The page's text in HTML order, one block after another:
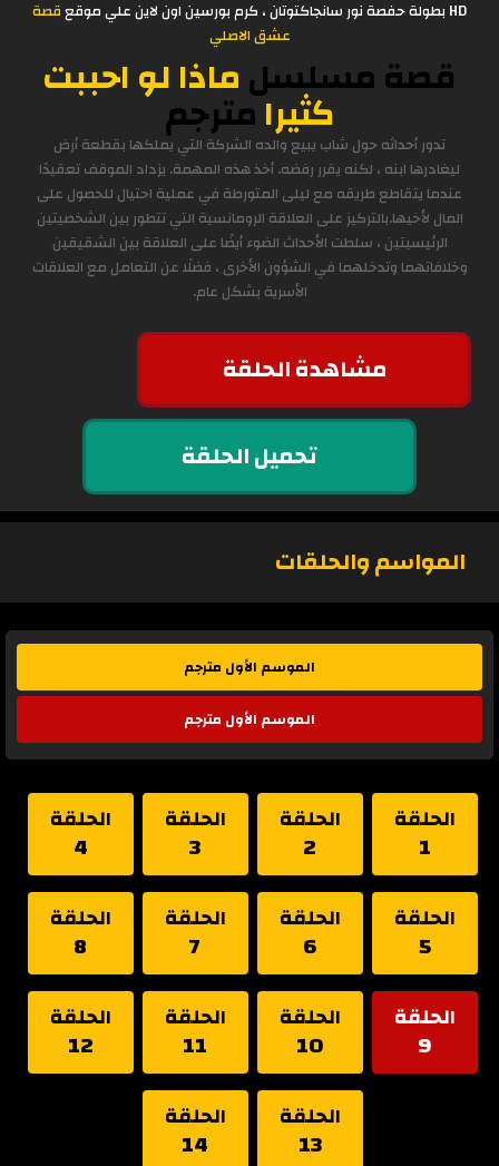
HD بطولة حفصة نور سانجاكتوتان ، كرم بورسين اون لاين علي موقع
قصة
عشق الاصلي
قصة مسلسلماذا لو احببت
كثيرامترجم
تدور أحداثه حول شاب يبيع والده الشركة التي يملكها بقطعة أرض
ليغادرها ابنه ، لكنه يقرر رفضه. أخذ هذه المهمة. يزداد الموقف تعقيدًا
عندما يتقاطع طريقه مع ليلى المتورطة في عملية احتيال للحصول على
المال لأخيها.بالتركيز على العلاقة الرومانسية التي تتطور بين الشخصيتين
الرئيسيتين ، سلطت الأحداث الضوء أيضًا على العلاقة بين الشقيقين
وخلافاتهما وتدخلهما في الشؤون الأخرى ، فضلًا عن التعامل مع العلاقات
الأسرية بشكل عام.
مشاهدة الحلقة
تحميل الحلقة
المواسم والحلقات
الموسم الأول مترجم
الموسم الأول مترجم
الحلقة
1
الحلقة
2
الحلقة
3
الحلقة
4
الحلقة
5
الحلقة
6
الحلقة
7
الحلقة
8
الحلقة
9
الحلقة
10
الحلقة
11
الحلقة
12
الحلقة
13
الحلقة
14